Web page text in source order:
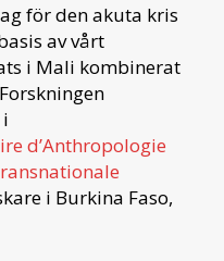
för den akuta kris
av vårt
i Mali kombinerat
d’Anthropologie
i Burkina Faso,